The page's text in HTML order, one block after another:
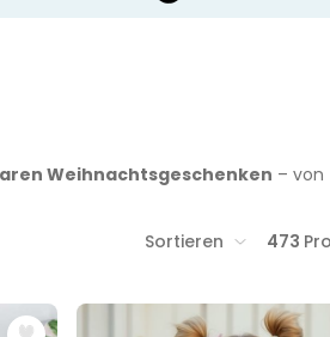
Weihnachtsgeschenken – von
Sortieren 473